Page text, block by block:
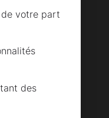
de votre part
des